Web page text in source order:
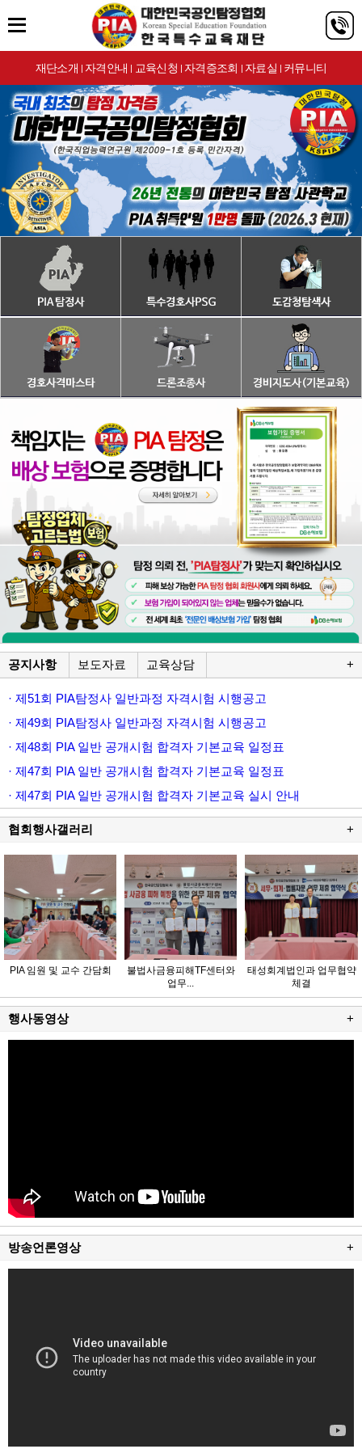
재단소개 | 자격안내 | 교육신청 | 자격증조회 | 자료실 | 커뮤니티
공지사항 보도자료 교육상담 +
· 제51회 PIA탐정사 일반과정 자격시험 시행공고
· 제49회 PIA탐정사 일반과정 자격시험 시행공고
· 제48회 PIA 일반 공개시험 합격자 기본교육 일정표
· 제47회 PIA 일반 공개시험 합격자 기본교육 일정표
· 제47회 PIA 일반 공개시험 합격자 기본교육 실시 안내
협회행사갤러리 +
PIA 임원 및 교수 간담회
불법사금융피해TF센터와
업무...
태성회계법인과 업무협약
체결
행사동영상 +
방송언론영상 +